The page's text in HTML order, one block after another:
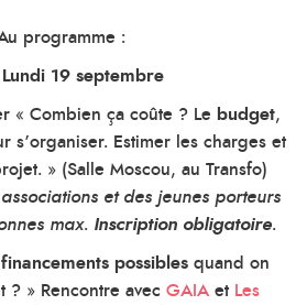
programme :
Lundi 19 septembre
« Combien ça coûte ? Le budget,
s’organiser. Estimer les charges et
» (Salle Moscou, au Transfo)
et des jeunes porteurs
max. Inscription obligatoire.
financements possiblesquand on
» Rencontre avec GAIA et Les